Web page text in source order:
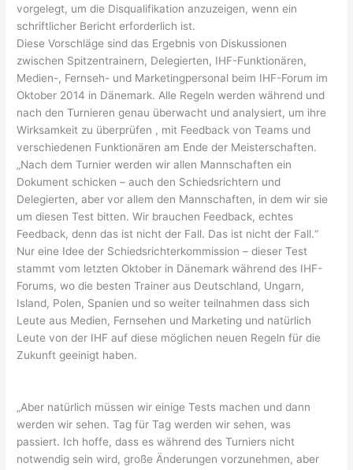
vorgelegt, um die Disqualifikation anzuzeigen, wenn ein
schriftlicher Bericht erforderlich ist.
Diese Vorschläge sind das Ergebnis von Diskussionen
zwischen Spitzentrainern, Delegierten, IHF-Funktionären,
Medien-, Fernseh- und Marketingpersonal beim IHF-Forum im
Oktober 2014 in Dänemark. Alle Regeln werden während und
nach den Turnieren genau überwacht und analysiert, um ihre
Wirksamkeit zu überprüfen , mit Feedback von Teams und
verschiedenen Funktionären am Ende der Meisterschaften.
„Nach dem Turnier werden wir allen Mannschaften ein
Dokument schicken – auch den Schiedsrichtern und
Delegierten, aber vor allem den Mannschaften, in dem wir sie
um diesen Test bitten. Wir brauchen Feedback, echtes
Feedback, denn das ist nicht der Fall. Das ist nicht der Fall.“
Nur eine Idee der Schiedsrichterkommission – dieser Test
stammt vom letzten Oktober in Dänemark während des IHF-
Forums, wo die besten Trainer aus Deutschland, Ungarn,
Island, Polen, Spanien und so weiter teilnahmen dass sich
Leute aus Medien, Fernsehen und Marketing und natürlich
Leute von der IHF auf diese möglichen neuen Regeln für die
Zukunft geeinigt haben.
„Aber natürlich müssen wir einige Tests machen und dann
werden wir sehen. Tag für Tag werden wir sehen, was
passiert. Ich hoffe, dass es während des Turniers nicht
notwendig sein wird, große Änderungen vorzunehmen, aber